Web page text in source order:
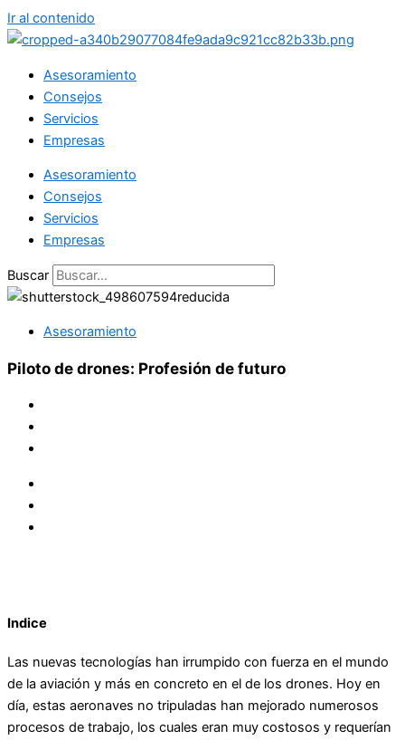
Ir al contenido
Asesoramiento
Consejos
Servicios
Empresas
Asesoramiento
Consejos
Servicios
Empresas
Buscar
Asesoramiento
Piloto de drones: Profesión de futuro
Indice
Las nuevas tecnologías han irrumpido con fuerza en el mundo
de la aviación y más en concreto en el de los drones. Hoy en
día, estas aeronaves no tripuladas han mejorado numerosos
procesos de trabajo, los cuales eran muy costosos y requerían